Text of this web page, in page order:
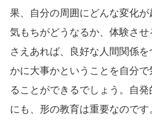
果、自分の周囲にどんな変化
気もちがどうなるか、体験さ
さえあれば、良好な人間関係
かに大事かということを自分
ることができるでしょう。自
にも、形の教育は重要なのです